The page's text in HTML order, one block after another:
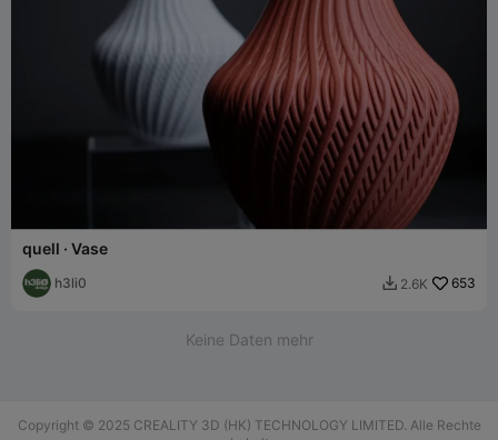
quell · Vase
h3li0  2.6K 653
Keine Daten mehr
Copyright © 2025 CREALITY 3D (HK) TECHNOLOGY LIMITED. Alle Rechte